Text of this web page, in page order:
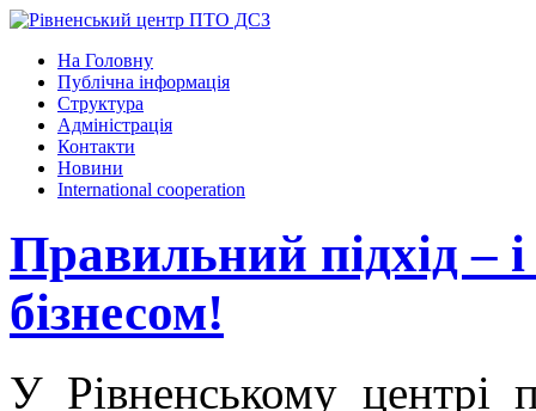
На Головну
Публічна інформація
Структура
Адміністрація
Контакти
Новини
International cooperation
Правильний підхід –
бізнесом!
У Рівненському центрі